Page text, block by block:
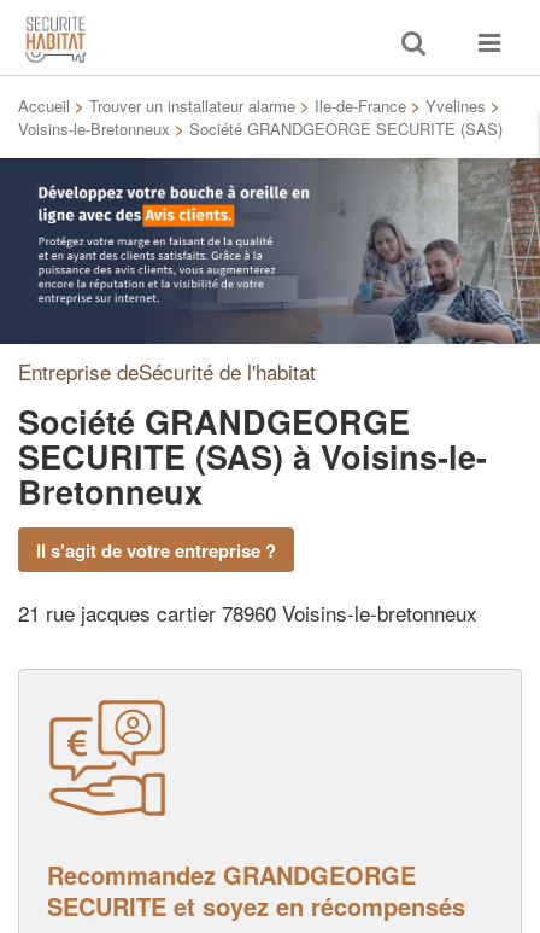
Toggle
search
Toggle
Accueil > Trouver un installateur alarme > Ile-de-France > Yvelines >
Voisins-le-Bretonneux > Société GRANDGEORGE SECURITE (SAS)
Entreprise deSécurité de l'habitat
Société GRANDGEORGE
SECURITE (SAS) à Voisins-le-
Bretonneux
Il s'agit de votre entreprise ?
21 rue jacques cartier 78960 Voisins-le-bretonneux
Recommandez GRANDGEORGE
SECURITE et soyez en récompensés